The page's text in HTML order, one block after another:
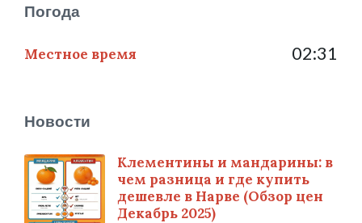
Погода
Местное время 02:31
Новости
Клементины и мандарины: в
чем разница и где купить
дешевле в Нарве (Обзор цен
Декабрь 2025)